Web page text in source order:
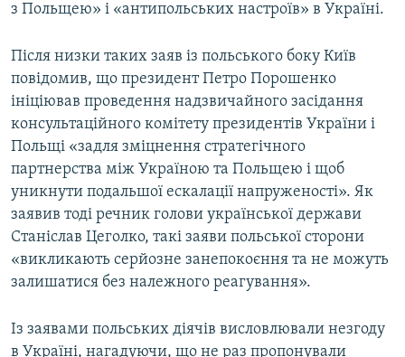
з Польщею» і «антипольських настроїв» в Україні.
Після низки таких заяв із польського боку Київ
повідомив, що президент Петро Порошенко
ініціював проведення надзвичайного засідання
консультаційного комітету президентів України і
Польщі «задля зміцнення стратегічного
партнерства між Україною та Польщею і щоб
уникнути подальшої ескалації напруженості». Як
заявив тоді речник голови української держави
Станіслав Цеголко, такі заяви польської сторони
«викликають серйозне занепокоєння та не можуть
залишатися без належного реагування».
Із заявами польських діячів висловлювали незгоду
в Україні, нагадуючи, що не раз пропонували